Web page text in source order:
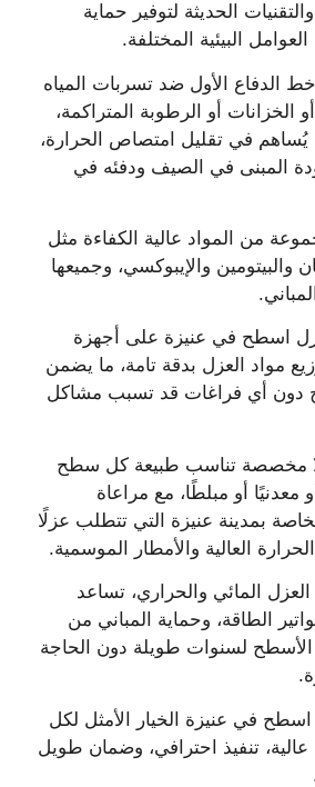
الحديثة لتوفير حماية
البيئية المختلفة.
الدفاع الأول ضد تسربات المياه
الخزانات أو الرطوبة المتراكمة،
يُساهم في تقليل امتصاص الحرارة،
المبنى في الصيف ودفئه في
من المواد عالية الكفاءة مثل
والبيتومين والإيبوكسي، وجميعها
اسطح في عنيزة على أجهزة
مواد العزل بدقة تامة، ما يضمن
دون أي فراغات قد تسبب مشاكل
مخصصة تناسب طبيعة كل سطح
معدنيًا أو مبلطًا، مع مراعاة
بمدينة عنيزة التي تتطلب عزلًا
العالية والأمطار الموسمية.
المائي والحراري، تساعد
الطاقة، وحماية المباني من
الأسطح لسنوات طويلة دون الحاجة
في عنيزة الخيار الأمثل لكل
تنفيذ احترافي، وضمان طويل